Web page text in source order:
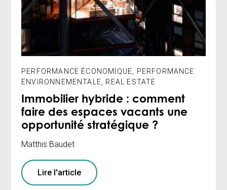
PERFORMANCE ÉCONOMIQUE, PERFORMANCE
ENVIRONNEMENTALE, REAL ESTATE
Immobilier hybride : comment
faire des espaces vacants une
opportunité stratégique ?
Matthis Baudet
Lire l'article